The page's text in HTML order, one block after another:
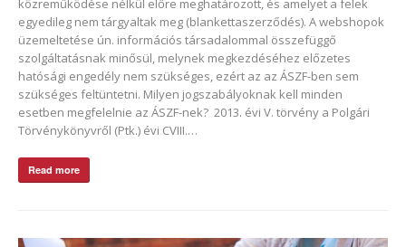
közreműködése nélkül előre meghatározott, és amelyet a felek
egyedileg nem tárgyaltak meg (blankettaszerződés). A webshopok
üzemeltetése ún. információs társadalommal összefüggő
szolgáltatásnak minősül, melynek megkezdéséhez előzetes
hatósági engedély nem szükséges, ezért az az ÁSZF-ben sem
szükséges feltüntetni. Milyen jogszabályoknak kell minden
esetben megfelelnie az ÁSZF-nek? 2013. évi V. törvény a Polgári
Törvénykönyvről (Ptk.) évi CVIII.…
Read more